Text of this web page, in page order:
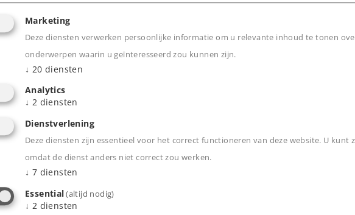
lengte 300 mm
13,99 €
lengte 600 mm
Marketing
Deze diensten verwerken persoonlijke informatie om u relevante inhoud te tonen
onderwerpen waarin u geïnteresseerd zou kunnen zijn.
↓ 20 diensten
Analytics
↓ 2 diensten
Dienstverlening
Deze diensten zijn essentieel voor het correct functioneren van deze website. U kunt
omdat de dienst anders niet correct zou werken.
↓ 7 diensten
Essential(altijd nodig)
↓ 2 diensten